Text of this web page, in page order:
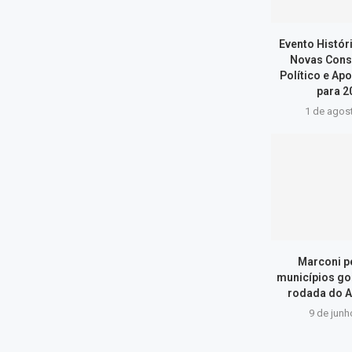
Evento
Novas
Político e
para
1 de
Marconi
municípios
rodada do
9 de